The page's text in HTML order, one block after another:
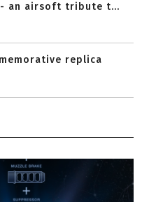
- an airsoft tribute t...
replica